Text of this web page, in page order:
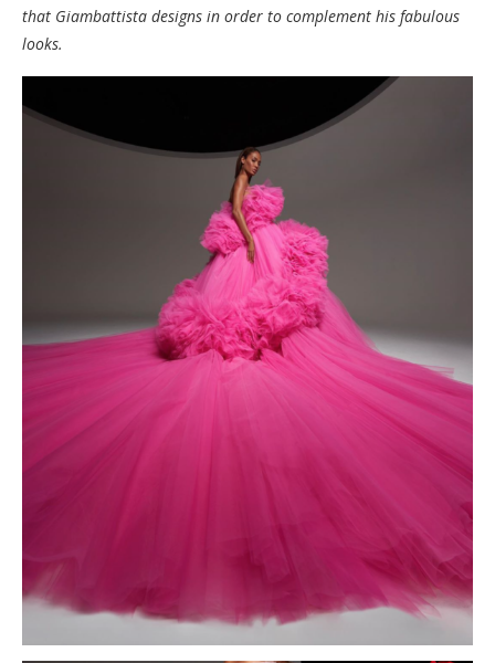
that Giambattista designs in order to complement his fabulous
looks.